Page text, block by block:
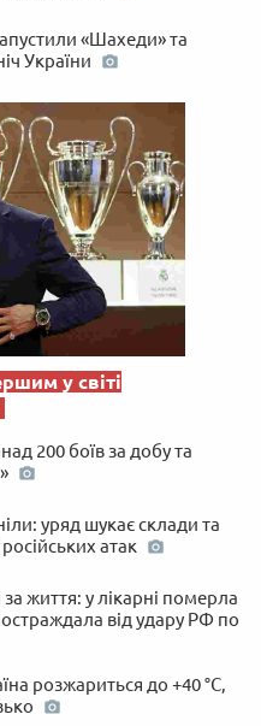
«Шахеди» та
України
у світі
200 боїв за добу та
уряд шукає склади та
атак
життя: у лікарні померла
від удару РФ по
розжариться до +40 °C,